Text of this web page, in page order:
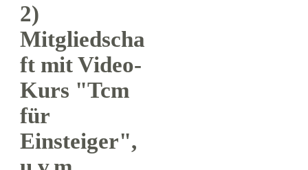
2)
Mitgliedscha
ft mit Video-
Kurs "Tcm
für
Einsteiger",